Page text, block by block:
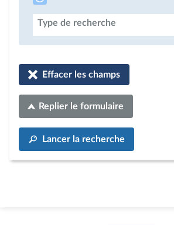
Type de recherche
Effacer les champs
Replier le formulaire
Lancer la recherche